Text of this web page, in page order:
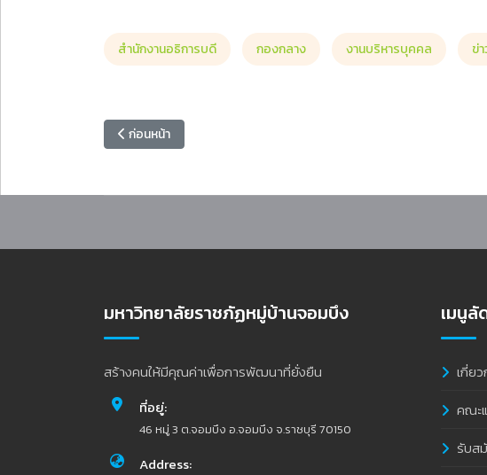
สำนักงานอธิการบดี กองกลาง งานบริหารบุคคล ข่
เนื้อหาก่อนหน้า: มหาวิทยาลัยราชภัฏหมู่บ้านจอมบึงประชุมคณะทำงานร่ว
ก่อนหน้า
มหาวิทยาลัยราชภัฏหมู่บ้านจอมบึง
สร้างคนให้มีคุณค่าเพื่อการพัฒนาที่ยั่งยืน
ที่อยู่:
46 หมู่ 3 ต.จอมบึง อ.จอมบึง จ.ราชบุรี 70150
Address:
เมนูลั
เกี่ย
คณะ
รับส